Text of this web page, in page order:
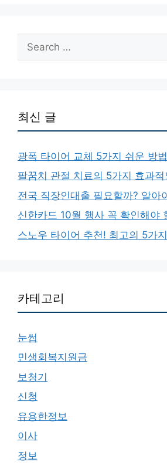
for:
최신 글
광폭 타이어 교체 5가지 쉬운 방법
팔꿈치 관절 치료의 5가지 효과적
전국 직장인대출 필요할까? 알아
신한카드 10월 행사 꼭 확인해야
스노우 타이어 추천! 최고의 5가
카테고리
눈썹
민생회복지원금
보청기
신청
유용한정보
이사
정보